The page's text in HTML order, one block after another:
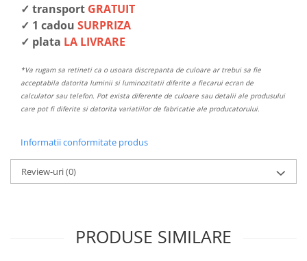
✓ transport GRATUIT
✓ 1 cadou SURPRIZA
✓ plata LA LIVRARE
*Va rugam sa retineti ca o usoara discrepanta de culoare ar trebui sa fie
acceptabila datorita luminii si luminozitatii diferite a fiecarui ecran de
calculator sau telefon. Pot exista diferente de culoare sau detalii ale produsului
care pot fi diferite si datorita variatiilor de fabricatie ale producatorului.
Informatii conformitate produs
Review-uri(0)
PRODUSE SIMILARE